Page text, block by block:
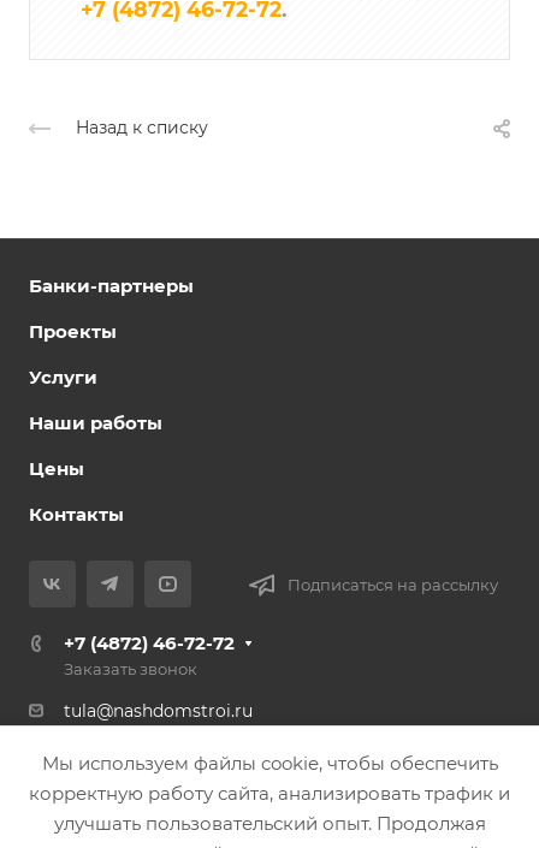
+7 (4872) 46-72-72.
Назад к списку
Банки-партнеры
Проекты
Услуги
Наши работы
Цены
Контакты
Подписаться на рассылку
+7 (4872) 46-72-72
Заказать звонок
tula@nashdomstroi.ru
Тула, с. Осиновая Гора, 1с1 (Гипермаркет
«ЛИНИЯ»)
© 2026 ООО «НашДомСтрой». Строительство каркасных
Мы используем файлы cookie, чтобы обеспечить
корректную работу сайта, анализировать трафик и
улучшать пользовательский опыт. Продолжая